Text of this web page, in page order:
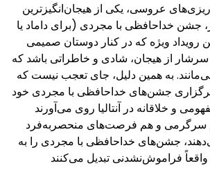
عروسی، یکی از هیجان‌انگیزترین
جشن خداحافظی با مجردی (برای داماد یا
ویژه که در کنار دوستان صمیمی
سرشار از هیجان، شادی و خاطراتی باشد که
به همین دلیل، جای تعجب نیست که
برگزاری جشن‌های خداحافظی با مجردی خود
سرگرمی و هم فرصت‌های منحصربه‌فرد
جشن‌های خداحافظی با مجردی را به